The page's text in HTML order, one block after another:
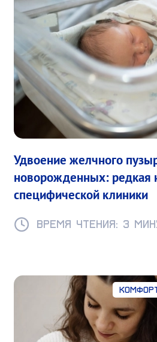
Удвоение желчного
новорожденных: редкая
специфической клиники
Время чтения: 3